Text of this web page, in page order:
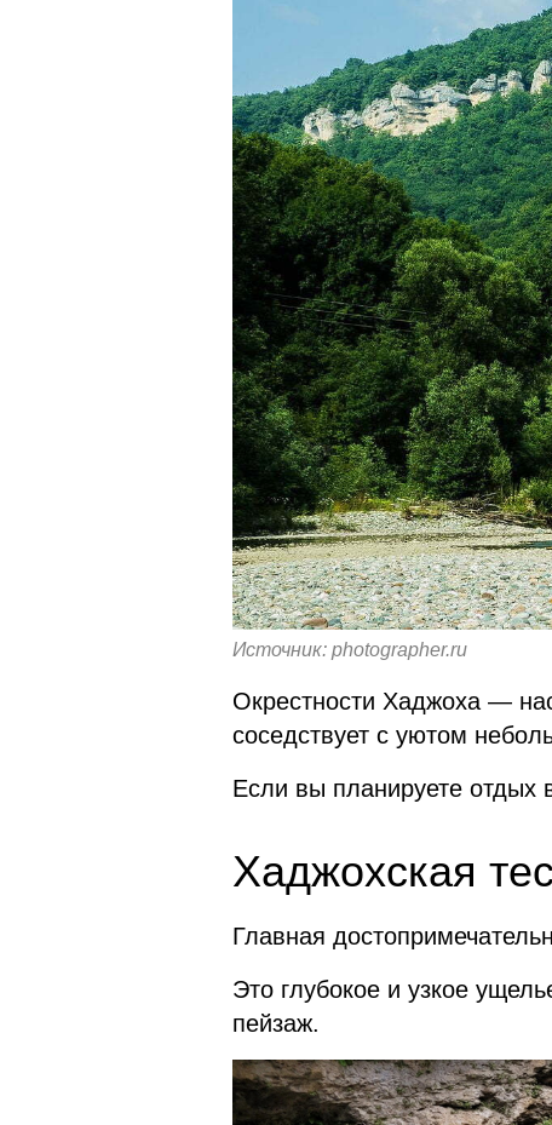
Источник: photographer.ru
Окрестности Хаджоха —
соседствует с уютом
Если вы планируете отдых
Хаджохская
Главная
Это глубокое и узкое
пейзаж.